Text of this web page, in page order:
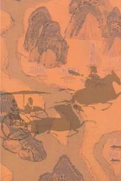
居家生活 3C家電
男裝
日本購物 電子/紙本書
HOT